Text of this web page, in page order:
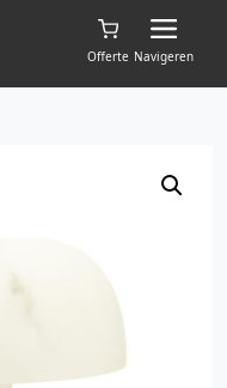
Offerte Navigeren